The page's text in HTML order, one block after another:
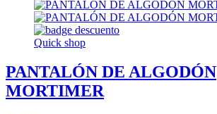
Quick shop
PANTALÓN DE ALGODÓN
MORTIMER